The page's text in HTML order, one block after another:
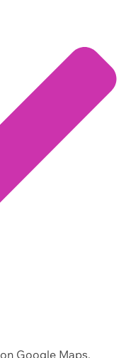
Google Maps.